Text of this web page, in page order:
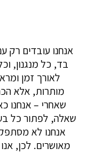
אנחנו עובדים רק
בד, כל מנגנון,
לאורך זמן
מותרות, אלא
שאחרי – אנחנו
לפתור כל
אנחנו לא